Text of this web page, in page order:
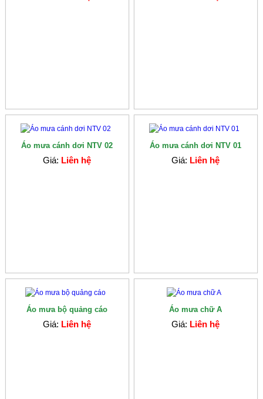
Áo mưa cánh dơi NTV 02
Giá: Liên hệ
Áo mưa cánh dơi NTV 01
Giá: Liên hệ
Áo mưa bộ quảng cáo
Giá: Liên hệ
Áo mưa chữ A
Giá: Liên hệ